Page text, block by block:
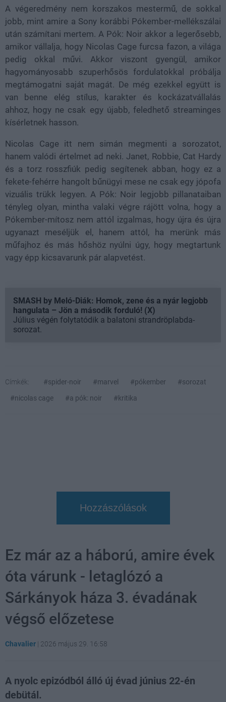
A végeredmény nem korszakos mestermű, de sokkal
jobb, mint amire a Sony korábbi Pókember-mellékszálai
után számítani mertem. A Pók: Noir akkor a legerősebb,
amikor vállalja, hogy Nicolas Cage furcsa fazon, a világa
pedig okkal művi. Akkor viszont gyengül, amikor
hagyományosabb szuperhősös fordulatokkal próbálja
megtámogatni saját magát. De még ezekkel együtt is
van benne elég stílus, karakter és kockázatvállalás
ahhoz, hogy ne csak egy újabb, feledhető streaminges
kísérletnek hasson.
Nicolas Cage itt nem simán megmenti a sorozatot,
hanem valódi értelmet ad neki. Janet, Robbie, Cat Hardy
és a torz rosszfiúk pedig segítenek abban, hogy ez a
fekete-fehérre hangolt bűnügyi mese ne csak egy jópofa
vizuális trükk legyen. A Pók: Noir legjobb pillanataiban
tényleg olyan, mintha valaki végre rájött volna, hogy a
Pókember-mítosz nem attól izgalmas, hogy újra és újra
ugyanazt meséljük el, hanem attól, ha merünk más
műfajhoz és más hőshöz nyúlni úgy, hogy megtartunk
vagy épp kicsavarunk pár alapvetést.
SMASH by Meló-Diák: Homok, zene és a nyár legjobb
hangulata – Jön a második forduló! (X)
Július végén folytatódik a balatoni strandröplabda-
sorozat.
Címkék: #spider-noir #marvel #pókember
#sorozat
#nicolas cage
#a pók: noir #kritika
Hozzászólások
Ez már az a háború, amire évek
óta várunk - letaglózó a
Sárkányok háza 3. évadának
végső előzetese
Chavalier | 2026 május 29. 16:58
A nyolc epizódból álló új évad június 22-én
debütál.